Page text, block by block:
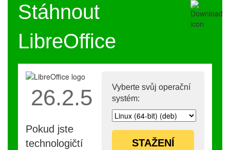
Stáhnout
LibreOffice
Vyberte svůj operační
systém:
STAŽENÍ
26.2.5
Pokud jste
technologičtí